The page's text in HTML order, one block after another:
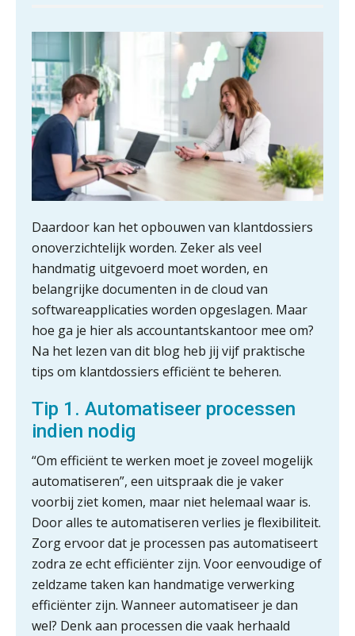
Daardoor kan het opbouwen van klantdossiers
onoverzichtelijk worden. Zeker als veel
handmatig uitgevoerd moet worden, en
belangrijke documenten in de cloud van
softwareapplicaties worden opgeslagen. Maar
hoe ga je hier als accountantskantoor mee om?
Na het lezen van dit blog heb jij vijf praktische
tips om klantdossiers efficiënt te beheren.
Tip 1. Automatiseer processen
indien nodig
“Om efficiënt te werken moet je zoveel mogelijk
automatiseren”, een uitspraak die je vaker
voorbij ziet komen, maar niet helemaal waar is.
Door alles te automatiseren verlies je flexibiliteit.
Zorg ervoor dat je processen pas automatiseert
zodra ze echt efficiënter zijn. Voor eenvoudige of
zeldzame taken kan handmatige verwerking
efficiënter zijn. Wanneer automatiseer je dan
wel? Denk aan processen die vaak herhaald
De vijf grootste uitdagingen in
capaciteitsplanning
Yousri Mandour: “Verandering begint
waar het schuurt”
Waarom het huidige verdienmodel
van accountants verleden tijd is
Wie is de eerste? De AI-revolutie
waar elk kantoor op wacht.
Hoe snellere straatjes het zicht op
datakwaliteit vertroebelen
‘De accountant is essentieel voor
ondernemers in het mkb’
belangrijk is als het zakelijk plan zelf
Waarom jouw klant sneller
antwoordt via een app dan via de
mail
iXBRL controleren: wanneer moet
het, en waar let je op?
Het herbeleggen van de
Herinvesteringsreserve (HIR) in een
vastgoedbeleggingsfonds?